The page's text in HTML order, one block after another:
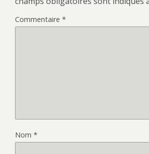
Commentaire *
Nom *